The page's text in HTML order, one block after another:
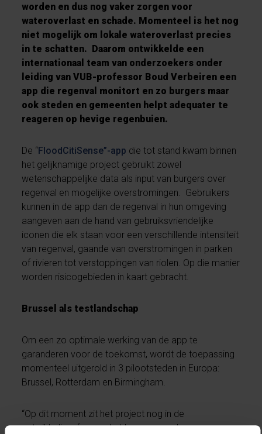
worden en dus nog vaker zorgen voor
wateroverlast en schade. Momenteel is het nog
niet mogelijk om lokale wateroverlast precies
in te schatten. Daarom ontwikkelde een
internationaal team van onderzoekers onder
leiding van VUB-professor Boud Verbeiren een
app die regenval monitort en zo burgers maar
ook steden en gemeenten helpt adequater te
reageren op hevige regenbuien.
De “FloodCitiSense”-app die tot stand kwam binnen
het gelijknamige project gebruikt zowel
wetenschappelijke data als input van burgers over
regenval en mogelijke overstromingen. Gebruikers
kunnen in de app dan de regenval in hun omgeving
aangeven aan de hand van gebruiksvriendelijke
iconen die elk staan voor een verschillende intensiteit
van regenval, gaande van overstromingen in parken
of rivieren tot verstoppingen van riolen. Op die manier
worden risicogebieden in kaart gebracht.
Brussel als testlandschap
Om een zo optimale werking van de app te
garanderen voor de toekomst, wordt de toepassing
momenteel uitgerold in 3 pilootsteden in Europa:
Brussel, Rotterdam en Birmingham.
“Op dit moment zit het project nog in de
ontwikkelingsfase en hebben we nood aan een zo